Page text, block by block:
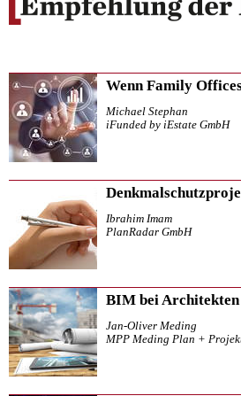
Wenn Family
Michael Stephan
iFunded by iEstate GmbH
Ibrahim Imam
PlanRadar GmbH
BIM bei Architekten
Jan-Oliver Meding
MPP Meding Plan +